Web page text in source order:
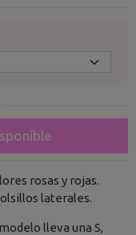
rosas y rojas.
laterales.
lleva una S,